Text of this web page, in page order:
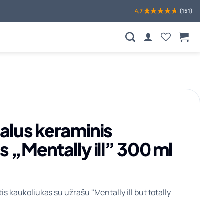
4,7 (151)
keraminis
„Mentally ill” 300 ml
kaukoliukas su užrašu "Mentally ill but totally